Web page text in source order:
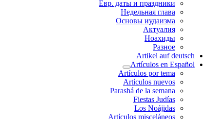
Евр. даты и праздники
Недельная глава
Основы иудаизма
Актуалия
Ноахиды
Разное
Artikel auf deutsch
Artículos en Español
Artículos por tema
Artículos nuevos
Parashá de la semana
Fiestas Judías
Los Noájidas
Artículos misceláneos